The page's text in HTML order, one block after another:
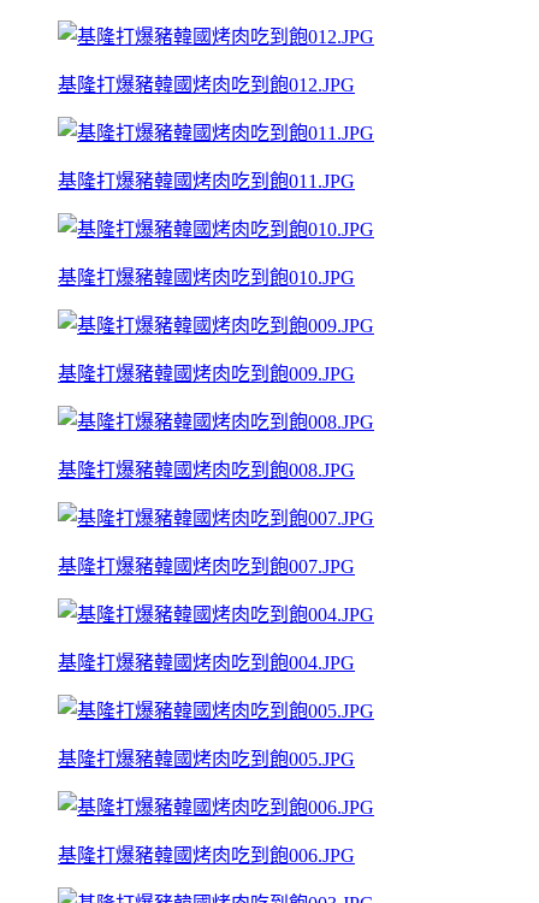
基隆打爆豬韓國烤肉吃到飽012.JPG
基隆打爆豬韓國烤肉吃到飽011.JPG
基隆打爆豬韓國烤肉吃到飽010.JPG
基隆打爆豬韓國烤肉吃到飽009.JPG
基隆打爆豬韓國烤肉吃到飽008.JPG
基隆打爆豬韓國烤肉吃到飽007.JPG
基隆打爆豬韓國烤肉吃到飽004.JPG
基隆打爆豬韓國烤肉吃到飽005.JPG
基隆打爆豬韓國烤肉吃到飽006.JPG